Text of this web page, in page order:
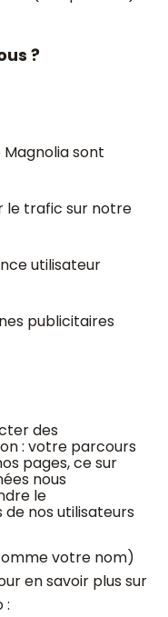
?
sont
le trafic sur notre
utilisateur
publicitaires
des
: votre parcours
pages, ce sur
nous
le
nos utilisateurs
votre nom)
en savoir plus sur
: